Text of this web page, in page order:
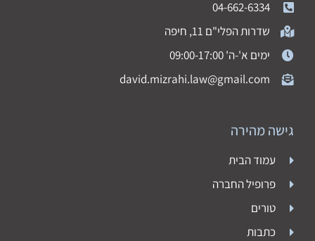
04-662-6334
שדרות הפלי"ם 11, חיפה
ימים א'-ה' 09:00-17:00
david.mizrahi.law@gmail.com
גישה מהירה
עמוד הבית
פרופיל החברה
טורים
כתבות